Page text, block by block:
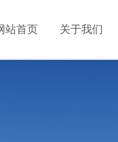
站首页 关于我们